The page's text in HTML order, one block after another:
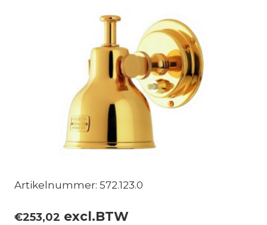
Artikelnummer: 572.123.0
€253,02 excl.BTW